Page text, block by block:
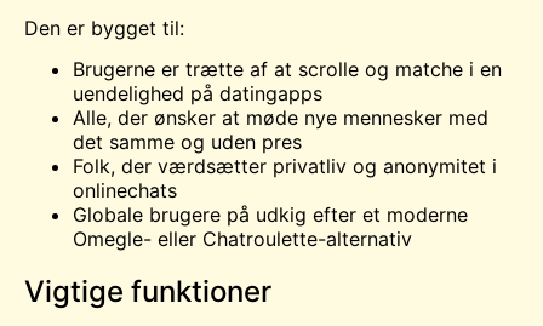
Den er bygget til:
Brugerne er trætte af at scrolle og matche i en
uendelighed på datingapps
Alle, der ønsker at møde nye mennesker med
det samme og uden pres
Folk, der værdsætter privatliv og anonymitet i
onlinechats
Globale brugere på udkig efter et moderne
Omegle- eller Chatroulette-alternativ
Vigtige funktioner